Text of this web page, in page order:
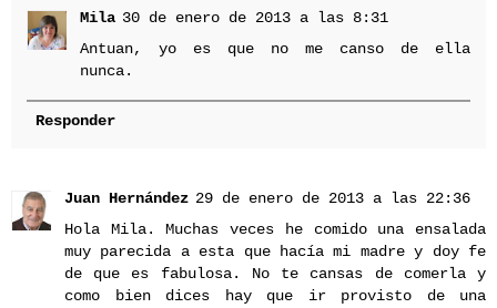
Mila 30 de enero de 2013 a las 8:31
Antuan, yo es que no me canso de ella
nunca.
Responder
Juan Hernández 29 de enero de 2013 a las 22:36
Hola Mila. Muchas veces he comido una ensalada
muy parecida a esta que hacía mi madre y doy fe
de que es fabulosa. No te cansas de comerla y
como bien dices hay que ir provisto de una